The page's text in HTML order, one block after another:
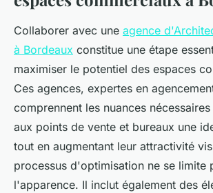
Collaborer avec une agence
à Bordeaux constitue une étape
maximiser le potentiel des espaces
Ces agences, expertes en
comprennent les nuances
aux points de vente et bureaux une
tout en augmentant leur attractivité
processus d'optimisation ne se limite
l'apparence. Il inclut également des